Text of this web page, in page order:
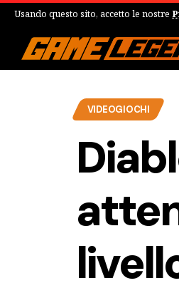
Usando questo sito, accetto le nostre
VIDEOGIOCHI